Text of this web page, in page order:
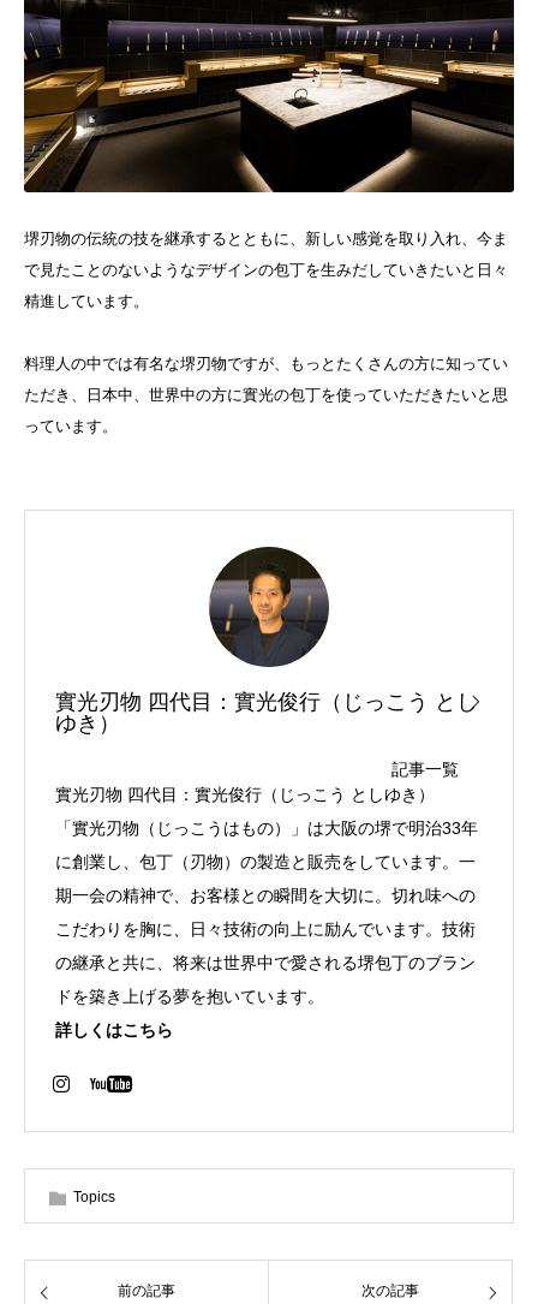
堺刃物の伝統の技を継承するとともに、新しい感覚を取り入れ、今ま
で見たことのないようなデザインの包丁を生みだしていきたいと日々
精進しています。
料理人の中では有名な堺刃物ですが、もっとたくさんの方に知ってい
ただき、日本中、世界中の方に實光の包丁を使っていただきたいと思
っています。
實光刃物 四代目：實光俊行（じっこう とし
ゆき）
記事一覧
實光刃物 四代目：實光俊行（じっこう としゆき）
「實光刃物（じっこうはもの）」は大阪の堺で明治33年
に創業し、包丁（刃物）の製造と販売をしています。一
期一会の精神で、お客様との瞬間を大切に。切れ味への
こだわりを胸に、日々技術の向上に励んでいます。技術
の継承と共に、将来は世界中で愛される堺包丁のブラン
ドを築き上げる夢を抱いています。
詳しくはこちら
Topics
前の記事 次の記事